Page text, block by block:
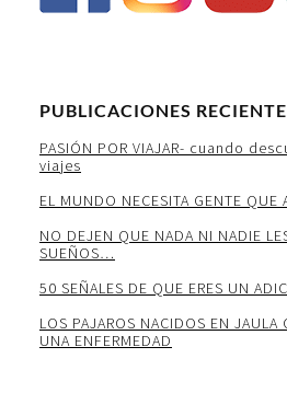
PUBLICACIONES
PASIÓN POR VIAJAR- cuando
viajes
EL MUNDO NECESITA GENTE QUE
NO DEJEN QUE NADA NI NADIE
SUEÑOS…
50 SEÑALES DE QUE ERES UN
LOS PAJAROS NACIDOS EN JAULA
UNA ENFERMEDAD